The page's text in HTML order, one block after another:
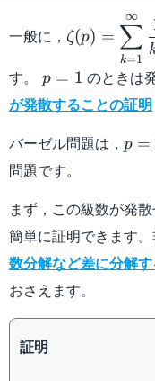
一般に， {k^p}
ζ(p) =
k=1
∑
∞
す。 p=1
p = 1 のときは
が発散することの証明
バーゼル問題は， p=2
p =
問題です。
まず，この級数が発
簡単に証明できます
数分解など差に分解
おさえます。
証明